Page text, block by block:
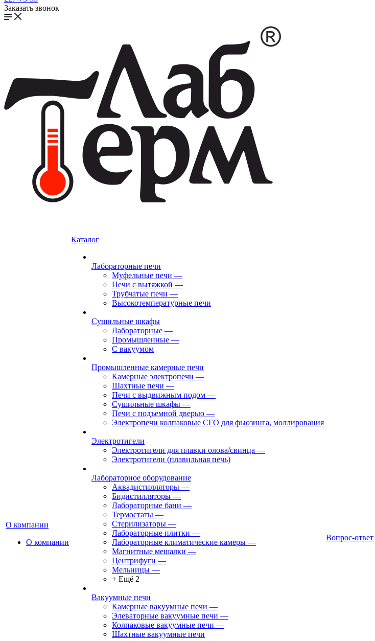
Заказать звонок
О компании
О компании
Каталог
Лабораторные печи
Муфельные печи —
Печи с вытяжкой —
Трубчатые печи —
Высокотемпературные печи
Сушильные шкафы
Лабораторные —
Промышленные —
С вакуумом
Промышленные камерные печи
Камерные электропечи —
Шахтные печи —
Печи с выдвижным подом —
Сушильные шкафы —
Печи с подъемной дверью —
Электропечи колпаковые СГО для фьюзинга, моллирования
Электротигели
Электротигели для плавки олова/свинца —
Электротигели (плавильная печь)
Лабораторное оборудование
Аквадистилляторы —
Бидистилляторы —
Лабораторные бани —
Термостаты —
Стерилизаторы —
Лабораторные плитки —
Лабораторные климатические камеры —
Магнитные мешалки —
Центрифуги —
Мельницы —
+ Ещё 2
Вакуумные печи
Камерные вакуумные печи —
Элеваторные вакуумные печи —
Колпаковые вакуумные печи —
Шахтные вакуумные печи
Вопрос-ответ